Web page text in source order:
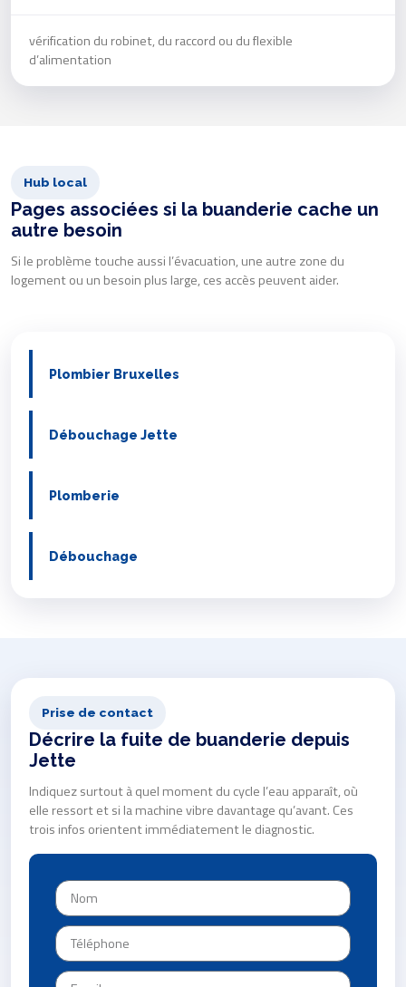
vérification du robinet, du raccord ou du flexible
d’alimentation
Hub local
Pages associées si la buanderie cache un
autre besoin
Si le problème touche aussi l’évacuation, une autre zone du
logement ou un besoin plus large, ces accès peuvent aider.
Plombier Bruxelles
Débouchage Jette
Plomberie
Débouchage
Prise de contact
Décrire la fuite de buanderie depuis
Jette
Indiquez surtout à quel moment du cycle l’eau apparaît, où
elle ressort et si la machine vibre davantage qu’avant. Ces
trois infos orientent immédiatement le diagnostic.